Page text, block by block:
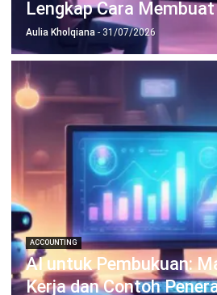
Mulai demo gratis hari ini tanpa
untuk bisnis yang
Jadwalkan
Coba Gratis